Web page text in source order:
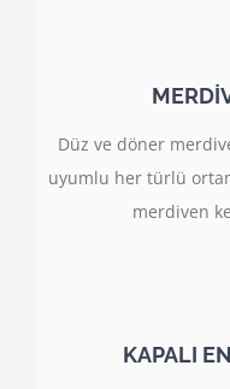
Düz ve döner
uyumlu her türlü
merdiven
KAPALI